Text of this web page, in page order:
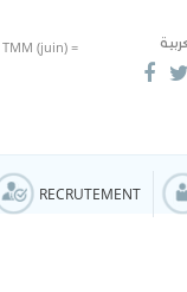
TMM (juin) =
RECRUTEMENT